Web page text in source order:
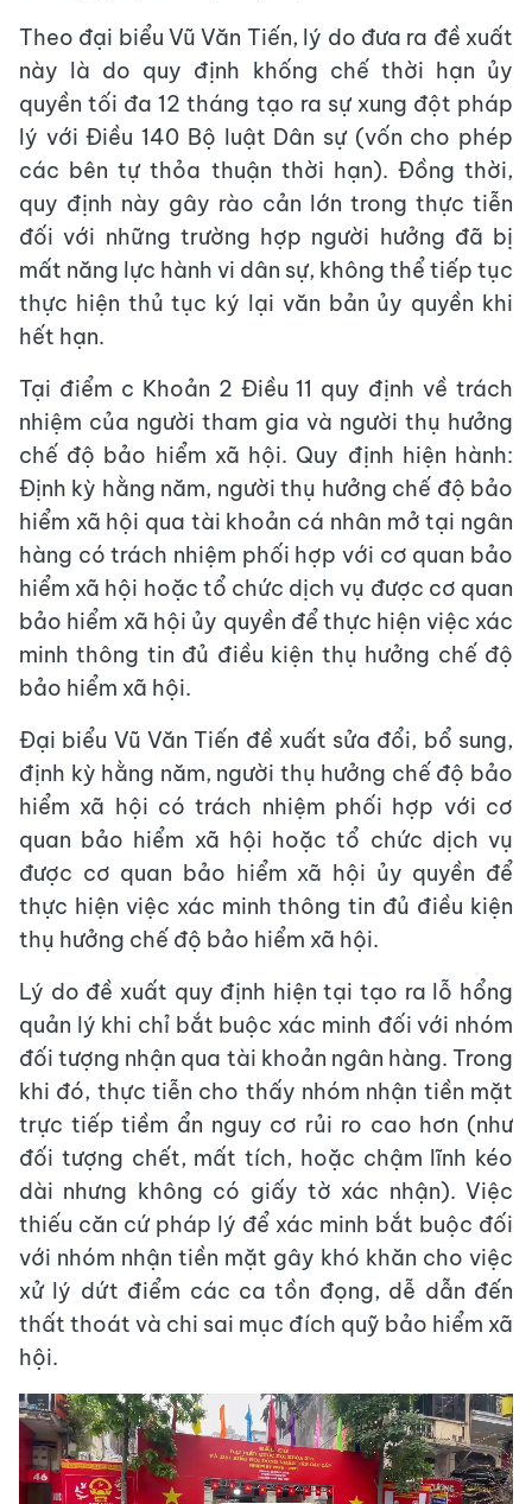
Theo đại biểu Vũ Văn Tiến, lý do đưa ra đề xuất
này là do quy định khống chế thời hạn ủy
quyền tối đa 12 tháng tạo ra sự xung đột pháp
lý với Điều 140 Bộ luật Dân sự (vốn cho phép
các bên tự thỏa thuận thời hạn). Đồng thời,
quy định này gây rào cản lớn trong thực tiễn
đối với những trường hợp người hưởng đã bị
mất năng lực hành vi dân sự, không thể tiếp tục
thực hiện thủ tục ký lại văn bản ủy quyền khi
hết hạn.
Tại điểm c Khoản 2 Điều 11 quy định về trách
nhiệm của người tham gia và người thụ hưởng
chế độ bảo hiểm xã hội. Quy định hiện hành:
Định kỳ hằng năm, người thụ hưởng chế độ bảo
hiểm xã hội qua tài khoản cá nhân mở tại ngân
hàng có trách nhiệm phối hợp với cơ quan bảo
hiểm xã hội hoặc tổ chức dịch vụ được cơ quan
bảo hiểm xã hội ủy quyền để thực hiện việc xác
minh thông tin đủ điều kiện thụ hưởng chế độ
bảo hiểm xã hội.
Đại biểu Vũ Văn Tiến đề xuất sửa đổi, bổ sung,
định kỳ hằng năm, người thụ hưởng chế độ bảo
hiểm xã hội có trách nhiệm phối hợp với cơ
quan bảo hiểm xã hội hoặc tổ chức dịch vụ
được cơ quan bảo hiểm xã hội ủy quyền để
thực hiện việc xác minh thông tin đủ điều kiện
thụ hưởng chế độ bảo hiểm xã hội.
Lý do đề xuất quy định hiện tại tạo ra lỗ hổng
quản lý khi chỉ bắt buộc xác minh đối với nhóm
đối tượng nhận qua tài khoản ngân hàng. Trong
khi đó, thực tiễn cho thấy nhóm nhận tiền mặt
trực tiếp tiềm ẩn nguy cơ rủi ro cao hơn (như
đối tượng chết, mất tích, hoặc chậm lĩnh kéo
dài nhưng không có giấy tờ xác nhận). Việc
thiếu căn cứ pháp lý để xác minh bắt buộc đối
với nhóm nhận tiền mặt gây khó khăn cho việc
xử lý dứt điểm các ca tồn đọng, dễ dẫn đến
thất thoát và chi sai mục đích quỹ bảo hiểm xã
hội.